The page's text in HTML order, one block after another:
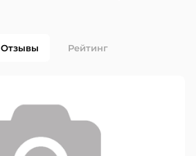
Отзывы Рейтинг